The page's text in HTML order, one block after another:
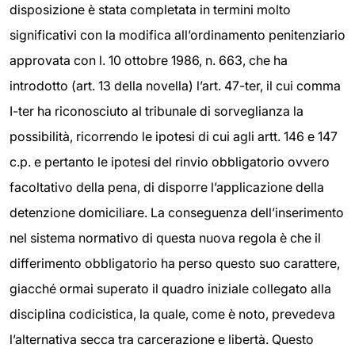
disposizione è stata completata in termini molto
significativi con la modifica all’ordinamento penitenziario
approvata con l. 10 ottobre 1986, n. 663, che ha
introdotto (art. 13 della novella) l’art. 47-ter, il cui comma
I-ter ha riconosciuto al tribunale di sorveglianza la
possibilità, ricorrendo le ipotesi di cui agli artt. 146 e 147
c.p. e pertanto le ipotesi del rinvio obbligatorio ovvero
facoltativo della pena, di disporre l’applicazione della
detenzione domiciliare. La conseguenza dell’inserimento
nel sistema normativo di questa nuova regola è che il
differimento obbligatorio ha perso questo suo carattere,
giacché ormai superato il quadro iniziale collegato alla
disciplina codicistica, la quale, come è noto, prevedeva
l’alternativa secca tra carcerazione e libertà. Questo